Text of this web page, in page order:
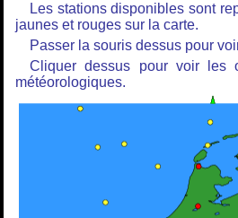
Les stations disponibles sont
jaunes et rouges sur la carte.
Passer la souris dessus pour
Cliquer dessus pour voir les
météorologiques.